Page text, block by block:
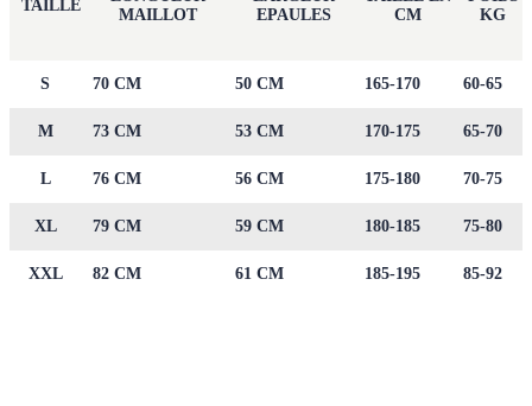
TAILLE
MAILLOT
EPAULES
CM
KG
S 70 CM 50 CM 165-170 60-65
M 73 CM 53 CM 170-175 65-70
L 76 CM 56 CM 175-180 70-75
XL 79 CM 59 CM 180-185 75-80
XXL 82 CM 61 CM 185-195 85-92